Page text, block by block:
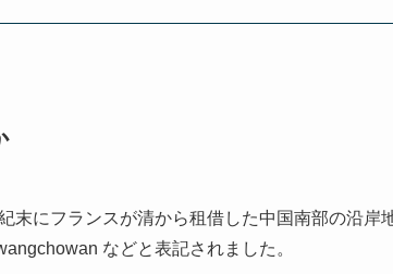
末にフランスが清から租借した中国南部の沿岸
などと表記されました。